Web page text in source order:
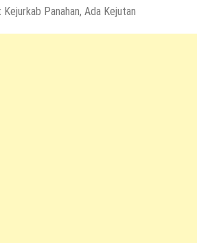
Kejurkab Panahan, Ada Kejutan